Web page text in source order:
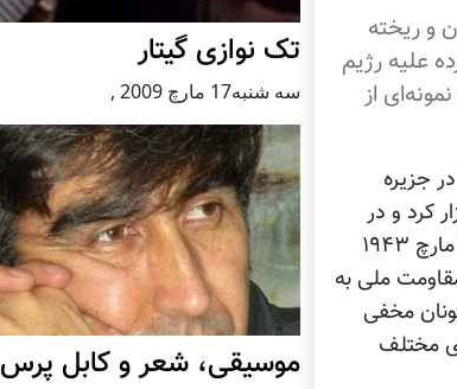
و ریخته
علیه رژیم
از
ميکيس تئودوراکيس (Mikis Theodorakis) آهنگساز و مبارز برجسته يونانی در سال ۱۹۲۵ در جزيره
کرد و در
همان دوران به جنبش مقاومت عليه اشغال يونان پيوست. در جريان تظاهرات معروف ۲۵ مارچ ۱۹۴۳
ملی به
مخفی
مختلف
تک نوازی گيتار
سه شنبه17 مارچ 2009 ,
موسیقی، شعر و کابل پرس